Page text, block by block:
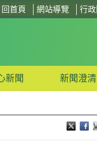
回首頁 網站導覽 行
新聞 新聞澄清